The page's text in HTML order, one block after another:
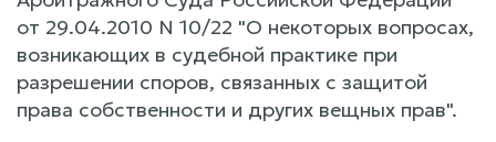
от 29.04.2010 N 10/22 "О некоторых вопросах,
возникающих в судебной практике при
разрешении споров, связанных с защитой
права собственности и других вещных прав".